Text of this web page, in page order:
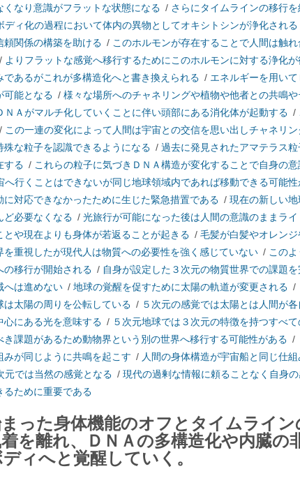
くなり意識がフラットな状態になる / さらにタイムラインの移行
ディ化の過程において体内の異物としてオキシトシンが浄化される
頼関係の構築を助ける / このホルモンが存在することで人間は触
/ よりフラットな感覚へ移行するためにこのホルモンに対する浄化が
であるがこれが多構造化へと書き換えられる / エネルギーを用い
可能となる / 様々な場所へのチャネリングや植物や他者との共鳴
ＮＡがマルチ化していくことに伴い頭部にある消化体が起動する /
/ この一連の変化によって人間は宇宙との交信を思い出しチャネリ
殊な粒子を認識できるようになる / 過去に発見されたアマテラス
する / これらの粒子に気づきＤＮＡ構造が変化することで自身の
へ行くことはできないが同じ地球領域内であれば移動できる可能性
に対応できなかったために生じた緊急措置である / 現在の新しい
ど必要なくなる / 光旅行が可能になった後は人間の意識のままラ
とや現在よりも身体が若返ることが起きる / 毛髪が白髪やオレン
を重視したが現代人は物質への必要性を強く感じていない/ この
の移行が開始される / 自身が設定した３次元の物質世界での課題
へは進めない/ 地球の覚醒を促すために太陽の軌道が変更される /
は太陽の周りを公転している / ５次元の感覚では太陽とは人間が
心にある光を意味する / ５次元地球では３次元の特徴を持つすべ
き課題があるため動物界という別の世界へ移行する可能性がある /
みが同じように共鳴を起こす / 人間の身体構造が宇宙船と同じ仕
元では当然の感覚となる / 現代の過剰な情報に頼ることなく自身
るために重要である
まった身体機能のオフとタイムライ
を離れ、ＤＮＡの多構造化や内臓の
ィへと覚醒していく。